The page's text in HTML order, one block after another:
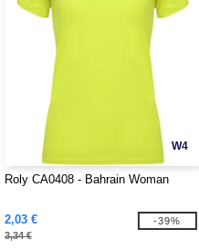
W4
Roly CA0408 - Bahrain Woman
2,03 €
3,34 €
-39%